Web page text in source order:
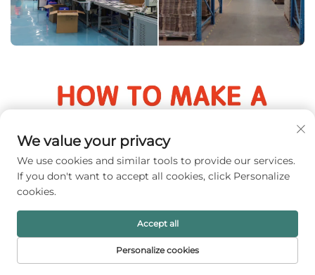
We value your privacy
We use cookies and similar tools to provide our services.
If you don't want to accept all cookies, click Personalize
cookies.
Personalize cookies
Accept all